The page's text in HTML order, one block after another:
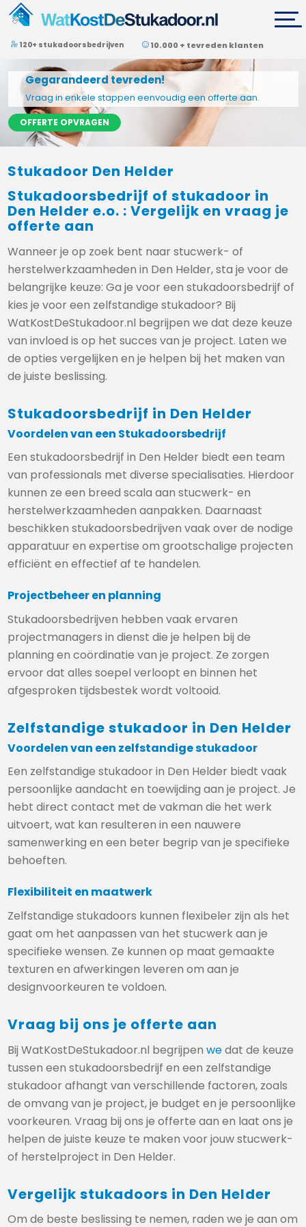
120+ stukadoorsbedrijven 10.000 + tevreden klanten
Gegarandeerd tevreden!
Vraag in enkele stappen eenvoudig een offerte aan.
OFFERTE OPVRAGEN
Stukadoor Den Helder
Stukadoorsbedrijf of stukadoor in
Den Helder e.o. : Vergelijk en vraag je
offerte aan
Wanneer je op zoek bent naar stucwerk- of
herstelwerkzaamheden in Den Helder, sta je voor de
belangrijke keuze: Ga je voor een stukadoorsbedrijf of
kies je voor een zelfstandige stukadoor? Bij
WatKostDeStukadoor.nl begrijpen we dat deze keuze
van invloed is op het succes van je project. Laten we
de opties vergelijken en je helpen bij het maken van
de juiste beslissing.
Stukadoorsbedrijf in Den Helder
Voordelen van een Stukadoorsbedrijf
Een stukadoorsbedrijf in Den Helder biedt een team
van professionals met diverse specialisaties. Hierdoor
kunnen ze een breed scala aan stucwerk- en
herstelwerkzaamheden aanpakken. Daarnaast
beschikken stukadoorsbedrijven vaak over de nodige
apparatuur en expertise om grootschalige projecten
efficiënt en effectief af te handelen.
Projectbeheer en planning
Stukadoorsbedrijven hebben vaak ervaren
projectmanagers in dienst die je helpen bij de
planning en coördinatie van je project. Ze zorgen
ervoor dat alles soepel verloopt en binnen het
afgesproken tijdsbestek wordt voltooid.
Zelfstandige stukadoor in Den Helder
Voordelen van een zelfstandige stukadoor
Een zelfstandige stukadoor in Den Helder biedt vaak
persoonlijke aandacht en toewijding aan je project. Je
hebt direct contact met de vakman die het werk
uitvoert, wat kan resulteren in een nauwere
samenwerking en een beter begrip van je specifieke
behoeften.
Flexibiliteit en maatwerk
Zelfstandige stukadoors kunnen flexibeler zijn als het
gaat om het aanpassen van het stucwerk aan je
specifieke wensen. Ze kunnen op maat gemaakte
texturen en afwerkingen leveren om aan je
designvoorkeuren te voldoen.
Vraag bij ons je offerte aan
Bij WatKostDeStukadoor.nl begrijpenwedat de keuze
tussen een stukadoorsbedrijf en een zelfstandige
stukadoor afhangt van verschillende factoren, zoals
de omvang van je project, je budget en je persoonlijke
voorkeuren. Vraag bij ons je offerte aan en laat ons je
helpen de juiste keuze te maken voor jouw stucwerk-
of herstelproject in Den Helder.
Vergelijk stukadoors in Den Helder
Om de beste beslissing te nemen, raden we je aan om